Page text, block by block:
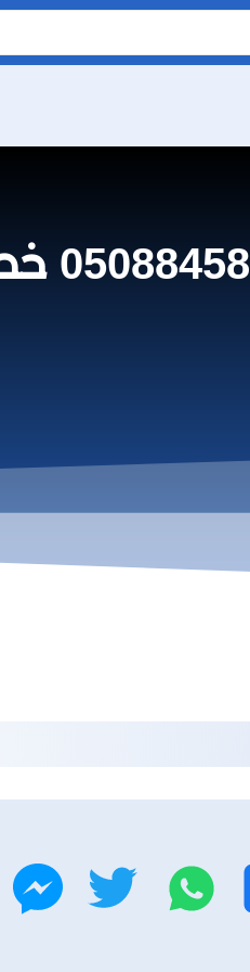
فيسبوك واتساب تويتر